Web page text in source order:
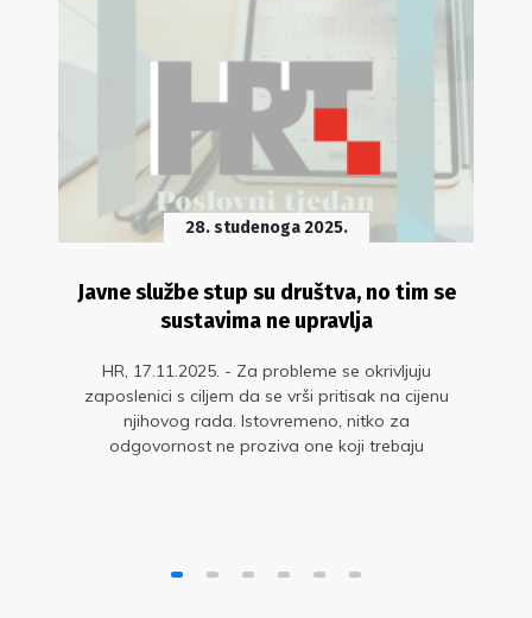
28. studenoga 2025.
Javne službe stup su društva, no tim se
sustavima ne upravlja
HR, 17.11.2025. - Za probleme se okrivljuju
zaposlenici s ciljem da se vrši pritisak na cijenu
njihovog rada. Istovremeno, nitko za
odgovornost ne proziva one koji trebaju